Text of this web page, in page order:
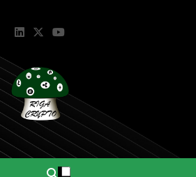
Riga Crypto
Știri Și Informații Despre
Criptomonede.